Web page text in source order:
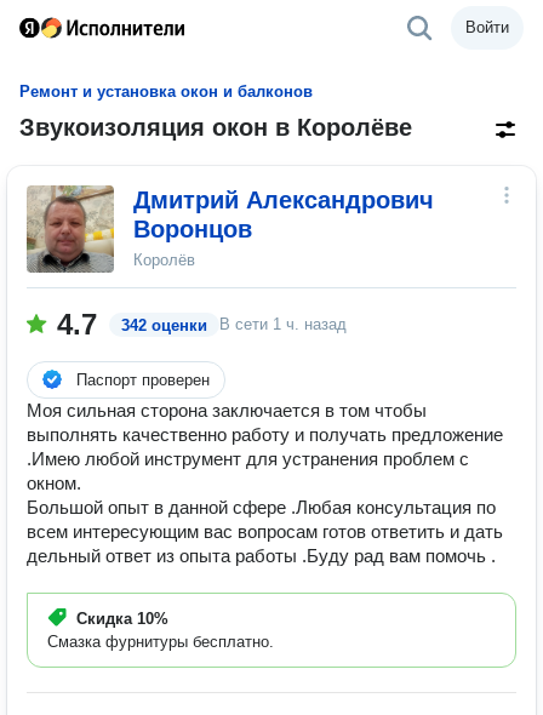
Войти
Ремонт и установка окон и балконов
Звукоизоляция окон в Королёве
Дмитрий Александрович
Воронцов
Королёв
4.7 342 оценки В сети 1 ч. назад
Паспорт проверен
Моя сильная сторона заключается в том чтобы
выполнять качественно работу и получать предложение
.Имею любой инструмент для устранения проблем с
окном.
Большой опыт в данной сфере .Любая консультация по
всем интересующим вас вопросам готов ответить и дать
дельный ответ из опыта работы .Буду рад вам помочь .
Скидка 10%
Смазка фурнитуры бесплатно.